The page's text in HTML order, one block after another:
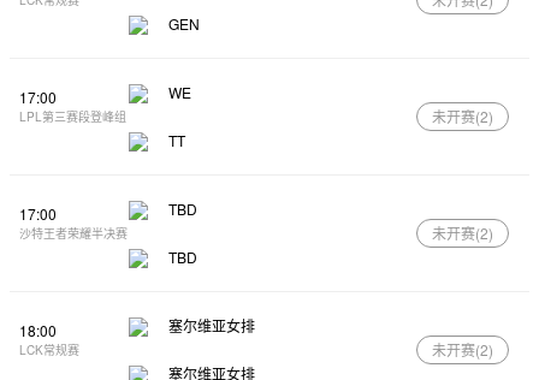
GEN
17:00
LPL第三赛段登峰组
WE
TT
未开赛(2)
17:00
沙特王者荣耀半决赛
TBD
TBD
未开赛(2)
18:00
LCK常规赛
塞尔维亚女排
塞尔维亚女排
未开赛(2)